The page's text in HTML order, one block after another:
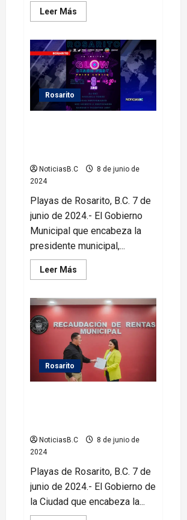
Leer Más
más
Recibe
Fidel
Mogollon
constancia
de
mayoría
como
Dip
Local.
Rosarito
NoticiasB.C
8 de junio de
2024
Playas de Rosarito, B.C. 7 de
junio de 2024.- El Gobierno
Municipal que encabeza la
presidente municipal,...
Leer Más
más
Invita
Gobierno
Municipal
al
Festival
Glow
Beach
Fest
Pride
LGBTIQ
Rosarito
NoticiasB.C
8 de junio de
2024
Playas de Rosarito, B.C. 7 de
junio de 2024.- El Gobierno de
la Ciudad que encabeza la...